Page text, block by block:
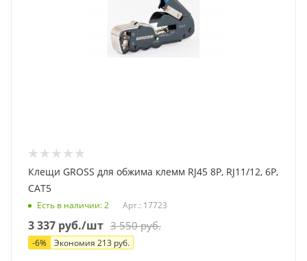
Клещи GROSS для обжима клемм RJ45 8Р, RJ11/12, 6Р,
САТ5
Есть в наличии: 2 Арт.: 17723
3 337 руб./шт 3 550руб.
-6% Экономия 213 руб.